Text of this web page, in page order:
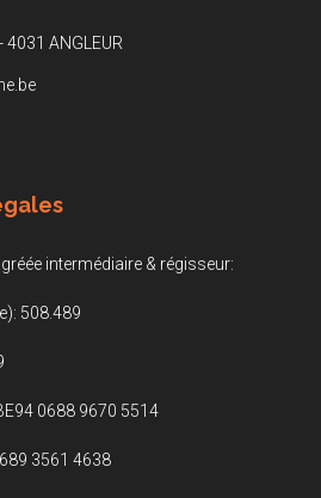
4031 ANGLEUR
intermédiaire & régisseur:
508.489
0688 9670 5514
3561 4638